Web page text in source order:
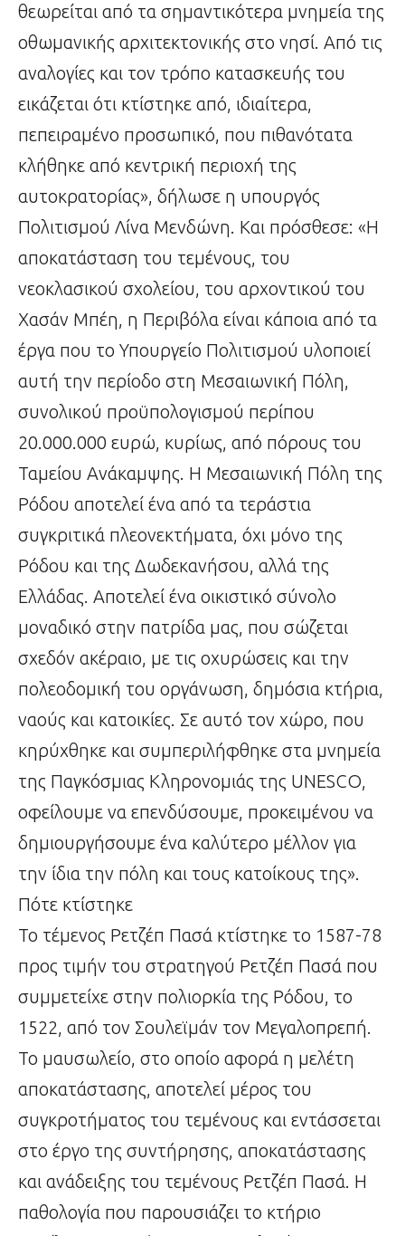
θεωρείται από τα σημαντικότερα μνημεία της
οθωμανικής αρχιτεκτονικής στο νησί. Από τις
αναλογίες και τον τρόπο κατασκευής του
εικάζεται ότι κτίστηκε από, ιδιαίτερα,
πεπειραμένο προσωπικό, που πιθανότατα
κλήθηκε από κεντρική περιοχή της
αυτοκρατορίας», δήλωσε η υπουργός
Πολιτισμού Λίνα Μενδώνη. Και πρόσθεσε: «Η
αποκατάσταση του τεμένους, του
νεοκλασικού σχολείου, του αρχοντικού του
Χασάν Μπέη, η Περιβόλα είναι κάποια από τα
έργα που το Υπουργείο Πολιτισμού υλοποιεί
αυτή την περίοδο στη Μεσαιωνική Πόλη,
συνολικού προϋπολογισμού περίπου
20.000.000 ευρώ, κυρίως, από πόρους του
Ταμείου Ανάκαμψης. Η Μεσαιωνική Πόλη της
Ρόδου αποτελεί ένα από τα τεράστια
συγκριτικά πλεονεκτήματα, όχι μόνο της
Ρόδου και της Δωδεκανήσου, αλλά της
Ελλάδας. Αποτελεί ένα οικιστικό σύνολο
μοναδικό στην πατρίδα μας, που σώζεται
σχεδόν ακέραιο, με τις οχυρώσεις και την
πολεοδομική του οργάνωση, δημόσια κτήρια,
ναούς και κατοικίες. Σε αυτό τον χώρο, που
κηρύχθηκε και συμπεριλήφθηκε στα μνημεία
της Παγκόσμιας Κληρονομιάς της UNESCO,
οφείλουμε να επενδύσουμε, προκειμένου να
δημιουργήσουμε ένα καλύτερο μέλλον για
την ίδια την πόλη και τους κατοίκους της».
Πότε κτίστηκε
Το τέμενος Ρετζέπ Πασά κτίστηκε το 1587-78
προς τιμήν του στρατηγού Ρετζέπ Πασά που
συμμετείχε στην πολιορκία της Ρόδου, το
1522, από τον Σουλεϊμάν τον Μεγαλοπρεπή.
Το μαυσωλείο, στο οποίο αφορά η μελέτη
αποκατάστασης, αποτελεί μέρος του
συγκροτήματος του τεμένους και εντάσσεται
στο έργο της συντήρησης, αποκατάστασης
και ανάδειξης του τεμένους Ρετζέπ Πασά. Η
παθολογία που παρουσιάζει το κτήριο